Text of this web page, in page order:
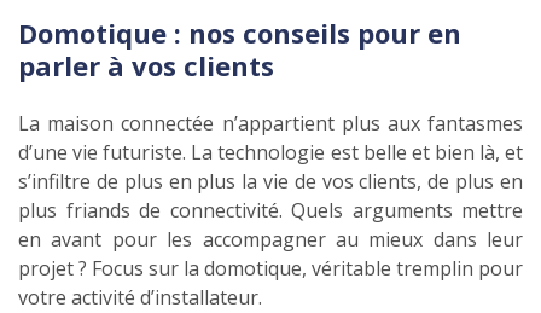
Domotique : nos conseils pour en
parler à vos clients
La maison connectée n’appartient plus aux fantasmes
d’une vie futuriste. La technologie est belle et bien là, et
s’infiltre de plus en plus la vie de vos clients, de plus en
plus friands de connectivité. Quels arguments mettre
en avant pour les accompagner au mieux dans leur
projet ? Focus sur la domotique, véritable tremplin pour
votre activité d’installateur.